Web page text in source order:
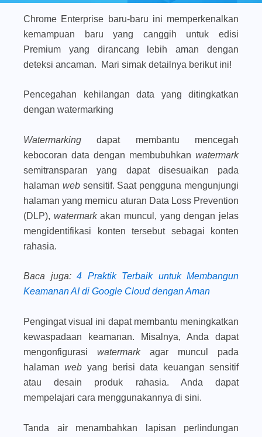
Chrome Enterprise baru-baru ini memperkenalkan
kemampuan baru yang canggih untuk edisi
Premium yang dirancang lebih aman dengan
deteksi ancaman. Mari simak detailnya berikut ini!
Pencegahan kehilangan data yang ditingkatkan
dengan watermarking
Watermarkingdapat membantu mencegah
kebocoran data dengan membubuhkan watermark
semitransparan yang dapat disesuaikan pada
halaman web sensitif. Saat pengguna mengunjungi
halaman yang memicu aturan Data Loss Prevention
(DLP), watermarkakan muncul, yang dengan jelas
mengidentifikasi konten tersebut sebagai konten
rahasia.
Baca juga: 4 Praktik Terbaik untuk Membangun
Keamanan AI di Google Cloud dengan Aman
Pengingat visual ini dapat membantu meningkatkan
kewaspadaan keamanan. Misalnya, Anda dapat
mengonfigurasi watermarkagar muncul pada
halamanweb yang berisi data keuangan sensitif
atau desain produk rahasia. Anda dapat
mempelajari cara menggunakannya di sini.
Tanda air menambahkan lapisan perlindungan